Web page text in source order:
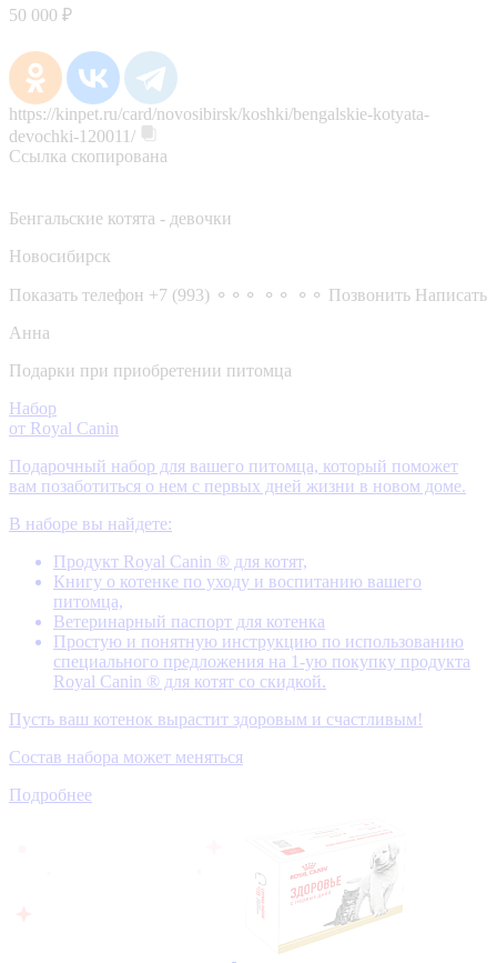
50 000 ₽
https://kinpet.ru/card/novosibirsk/koshki/bengalskie-kotyata-
devochki-120011/
Ссылка скопирована
Бенгальские котята - девочки
Новосибирск
Показать телефон +7 (993) ⚬⚬⚬ ⚬⚬ ⚬⚬ Позвонить Написать
Анна
Подарки при приобретении питомца
Набор
от Royal Canin
Подарочный набор для вашего питомца, который поможет
вам позаботиться о нем с первых дней жизни в новом доме.
В наборе вы найдете:
Продукт Royal Canin ® для котят,
Книгу о котенке по уходу и воспитанию вашего
питомца,
Ветеринарный паспорт для котенка
Простую и понятную инструкцию по использованию
специального предложения на 1-ую покупку продукта
Royal Canin ® для котят со скидкой.
Пусть ваш котенок вырастит здоровым и счастливым!
Состав набора может меняться
Подробнее